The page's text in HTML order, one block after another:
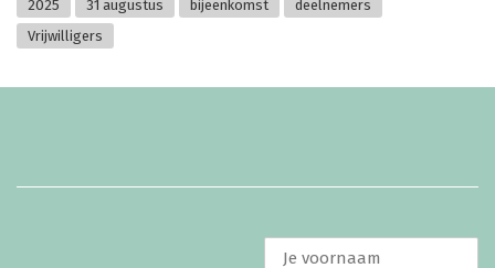
2025 31 augustus bijeenkomst
deelnemers
Vrijwilligers